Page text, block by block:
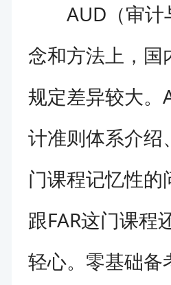
AUD（审计
念和方法上，国
规定差异较大。
计准则体系介绍
门课程记忆性
跟FAR这门课程
轻心。零基础备